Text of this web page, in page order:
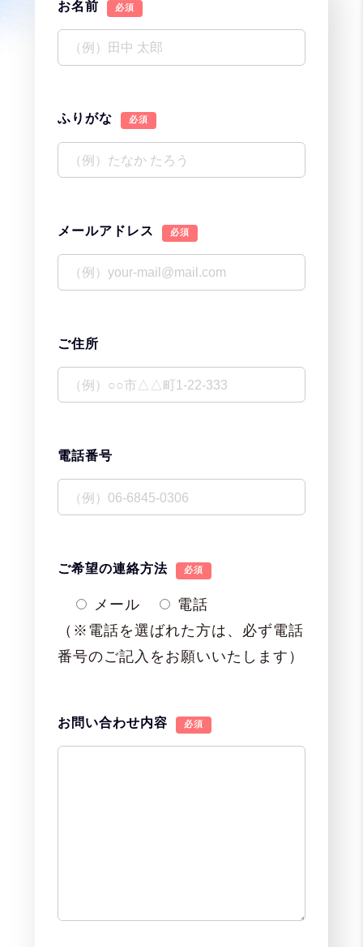
お名前 必須
ふりがな 必須
メールアドレス 必須
ご住所
電話番号
ご希望の連絡方法 必須
メール
電話
（※電話を選ばれた方は、必ず電話
番号のご記入をお願いいたします）
お問い合わせ内容 必須